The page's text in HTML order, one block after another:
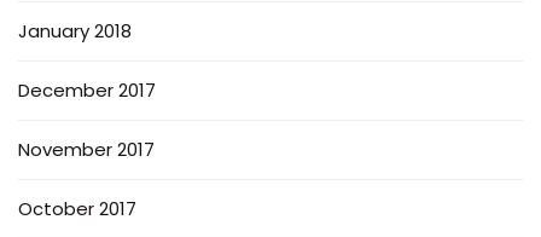
January 2018
December 2017
November 2017
October 2017